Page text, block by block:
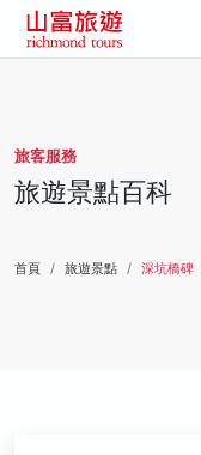
旅客服務
旅遊景點百科
首頁 旅遊景點 深坑橋碑